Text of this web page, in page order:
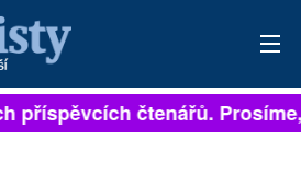
příspěvcích čtenářů.